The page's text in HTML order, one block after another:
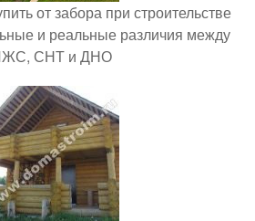
от забора при строительстве
и реальные различия между
СНТ и ДНО